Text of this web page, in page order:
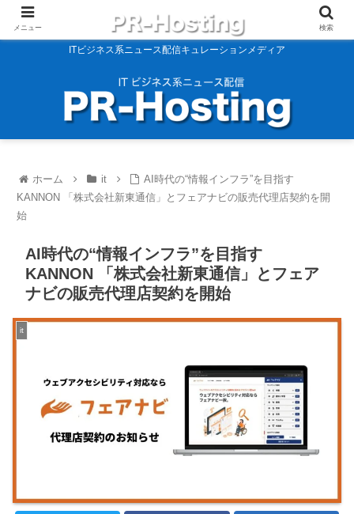
ITビジネス系ニュース配信キュレーションメディア
ホーム it
AI時代の“情報インフラ”を目指す
KANNON 「株式会社新東通信」とフェアナビの販売代理店契約を開
始
AI時代の“情報インフラ”を目指す
KANNON 「株式会社新東通信」とフェア
ナビの販売代理店契約を開始
it
メニュー 検索